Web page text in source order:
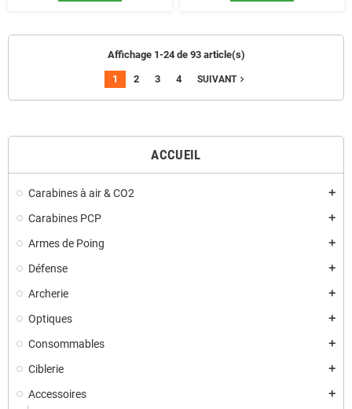
ACCUEIL
Carabines à air & CO2 add
Carabines PCP add
Armes de Poing add
Défense add
Archerie add
Optiques add
Consommables add
Ciblerie add
Accessoires add
Affichage 1-24 de 93 article(s)
1 2 3 4 SUIVANTnavigate_next